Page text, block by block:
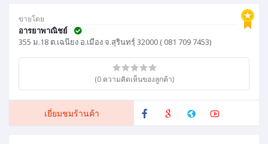
ขายโดย
อารยาพาณิชย์
355 ม.18 ต.เฉนียง อ.เมือง จ.สุรินทรฺ์ 32000 ( 081 709 7453)
(0 ความคิดเห็นของลูกค้า)
เยี่ยมชมร้านค้า